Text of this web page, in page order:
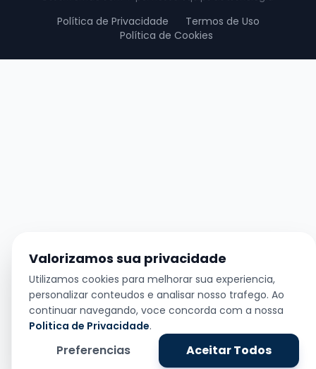
Política de Privacidade
Termos de Uso
Valorizamos sua privacidade
Utilizamos cookies para melhorar sua experiencia,
personalizar conteudos e analisar nosso trafego. Ao
continuar navegando, voce concorda com a nossa
Politica de Privacidade.
Preferencias Aceitar Todos